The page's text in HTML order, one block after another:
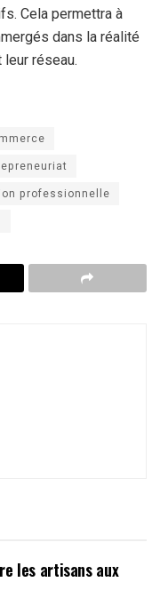
Cela permettra à
dans la réalité
réseau.
professionnelle
les artisans aux